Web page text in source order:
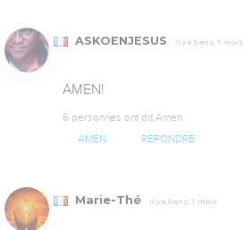
ASKOENJESUS Il y a 5 ans, 7 mois
AMEN!
6 personnes ont dit Amen
AMEN RÉPONDRE
Marie-Thé Il y a 5 ans, 7 mois